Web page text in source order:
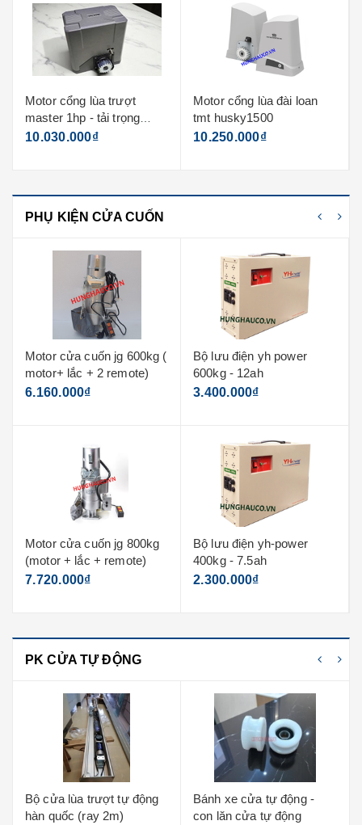
Motor cổng lùa đài loan
tmt husky1500
10.250.000₫
Thanh răng truyền động
dày 10mm - dài 1m
290.000₫
PHỤ KIỆN CỬA CUỐN
Bộ lưu điện yh power
600kg - 12ah
3.400.000₫
Bộ lưu điện yh-power
400kg - 7.5ah
2.300.000₫
Bo mạch điều khiển motor
cửa cuốn yh
750.000₫
Bố thắng từ motor cửa
cuốn, motor cửa cổng
70.000₫
PK CỬA TỰ ĐỘNG
Bánh xe cửa tự động -
con lăn cửa tự động
Sensor dùng cho cửa tự
động - loại tròn